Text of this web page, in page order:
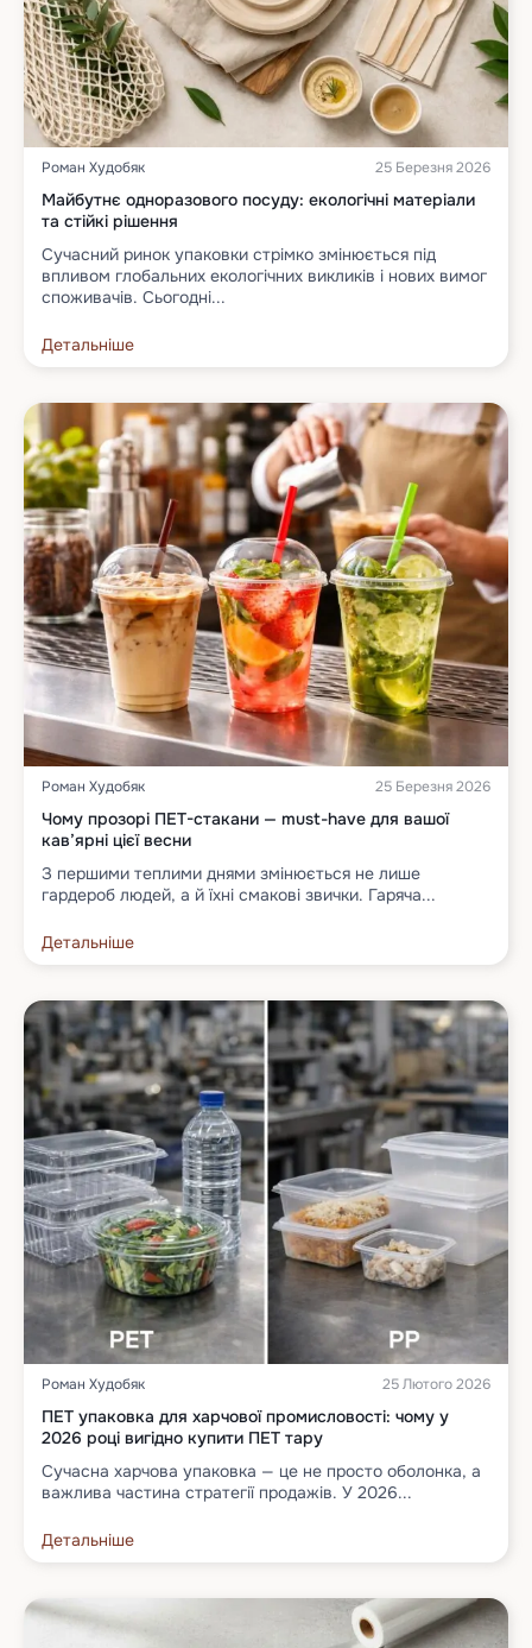
Роман Худобяк 25 Березня 2026
Майбутнє одноразового посуду: екологічні матеріали
та стійкі рішення
Сучасний ринок упаковки стрімко змінюється під
впливом глобальних екологічних викликів і нових вимог
споживачів. Сьогодні...
Детальніше
Роман Худобяк 25 Березня 2026
Чому прозорі ПЕТ-стакани — must-have для вашої
кав’ярні цієї весни
З першими теплими днями змінюється не лише
гардероб людей, а й їхні смакові звички. Гаряча...
Детальніше
Роман Худобяк 25 Лютого 2026
ПЕТ упаковка для харчової промисловості: чому у
2026 році вигідно купити ПЕТ тару
Сучасна харчова упаковка — це не просто оболонка, а
важлива частина стратегії продажів. У 2026...
Детальніше